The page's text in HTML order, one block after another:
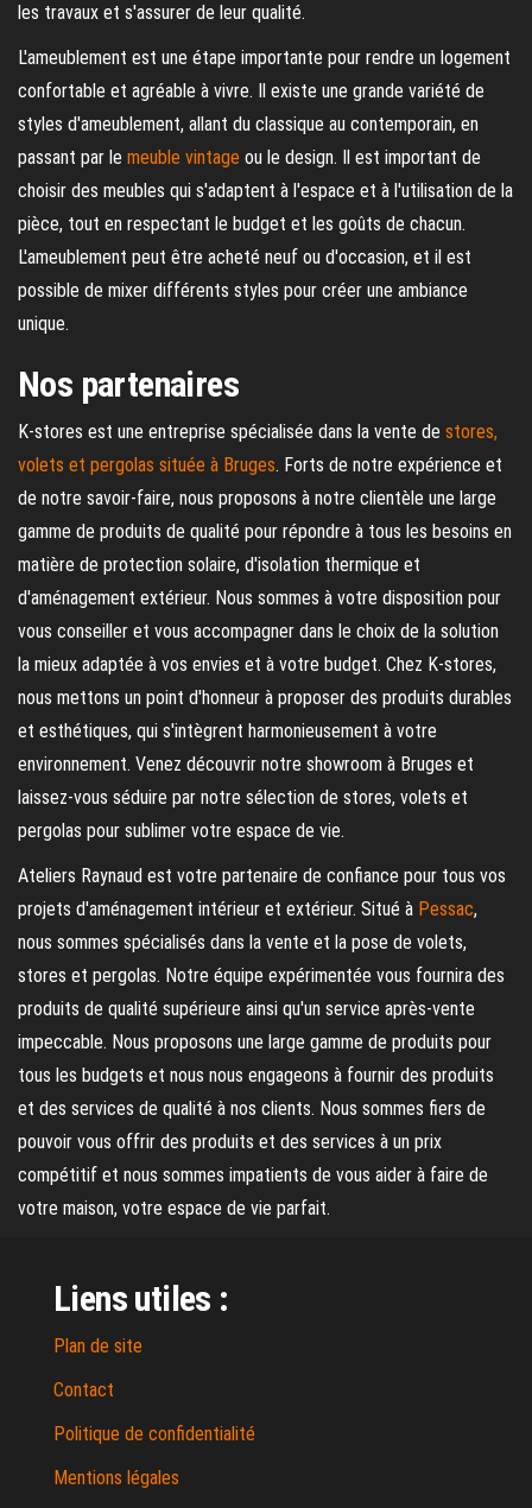
les travaux et s'assurer de leur qualité.
L'ameublement est une étape importante pour rendre un logement
confortable et agréable à vivre. Il existe une grande variété de
styles d'ameublement, allant du classique au contemporain, en
passant par le meuble vintage ou le design. Il est important de
choisir des meubles qui s'adaptent à l'espace et à l'utilisation de la
pièce, tout en respectant le budget et les goûts de chacun.
L'ameublement peut être acheté neuf ou d'occasion, et il est
possible de mixer différents styles pour créer une ambiance
unique.
Nos partenaires
K-stores est une entreprise spécialisée dans la vente de stores,
volets et pergolas située à Bruges. Forts de notre expérience et
de notre savoir-faire, nous proposons à notre clientèle une large
gamme de produits de qualité pour répondre à tous les besoins en
matière de protection solaire, d'isolation thermique et
d'aménagement extérieur. Nous sommes à votre disposition pour
vous conseiller et vous accompagner dans le choix de la solution
la mieux adaptée à vos envies et à votre budget. Chez K-stores,
nous mettons un point d'honneur à proposer des produits durables
et esthétiques, qui s'intègrent harmonieusement à votre
environnement. Venez découvrir notre showroom à Bruges et
laissez-vous séduire par notre sélection de stores, volets et
pergolas pour sublimer votre espace de vie.
Ateliers Raynaud est votre partenaire de confiance pour tous vos
projets d'aménagement intérieur et extérieur. Situé à Pessac,
nous sommes spécialisés dans la vente et la pose de volets,
stores et pergolas. Notre équipe expérimentée vous fournira des
produits de qualité supérieure ainsi qu'un service après-vente
impeccable. Nous proposons une large gamme de produits pour
tous les budgets et nous nous engageons à fournir des produits
et des services de qualité à nos clients. Nous sommes fiers de
pouvoir vous offrir des produits et des services à un prix
compétitif et nous sommes impatients de vous aider à faire de
votre maison, votre espace de vie parfait.
Liens utiles :
Plan de site
Contact
Politique de confidentialité
Mentions légales